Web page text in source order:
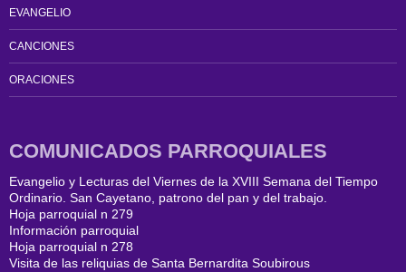
EVANGELIO
CANCIONES
ORACIONES
COMUNICADOS PARROQUIALES
Evangelio y Lecturas del Viernes de la XVIII Semana del Tiempo
Ordinario. San Cayetano, patrono del pan y del trabajo.
Hoja parroquial n 279
Información parroquial
Hoja parroquial n 278
Visita de las reliquias de Santa Bernardita Soubirous